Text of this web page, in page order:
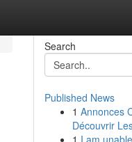
Search
Published News
1 Annonces
Découvrir
1 I am